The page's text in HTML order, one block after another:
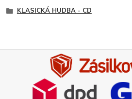
KLASICKÁ HUDBA - CD